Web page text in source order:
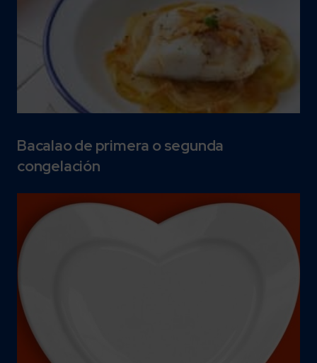
Bacalao de primera o segunda
congelación